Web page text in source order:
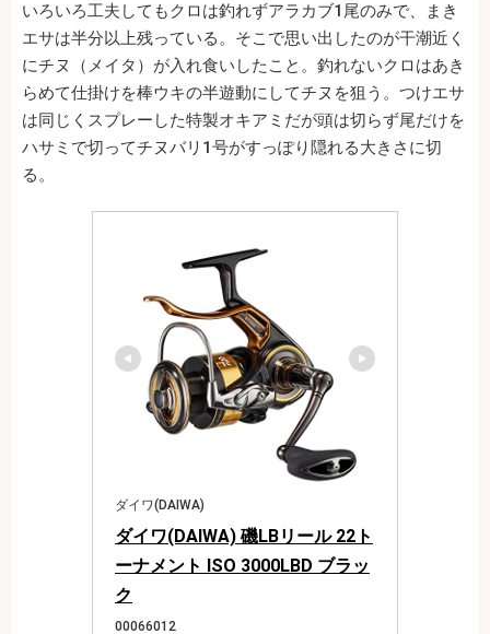
いろいろ工夫してもクロは釣れずアラカブ1尾のみで、まき
エサは半分以上残っている。そこで思い出したのが干潮近く
にチヌ（メイタ）が入れ食いしたこと。釣れないクロはあき
らめて仕掛けを棒ウキの半遊動にしてチヌを狙う。つけエサ
は同じくスプレーした特製オキアミだが頭は切らず尾だけを
ハサミで切ってチヌバリ1号がすっぽり隠れる大きさに切
る。
ダイワ(DAIWA)
ダイワ(DAIWA) 磯LBリール 22ト
ーナメント ISO 3000LBD ブラッ
ク
00066012